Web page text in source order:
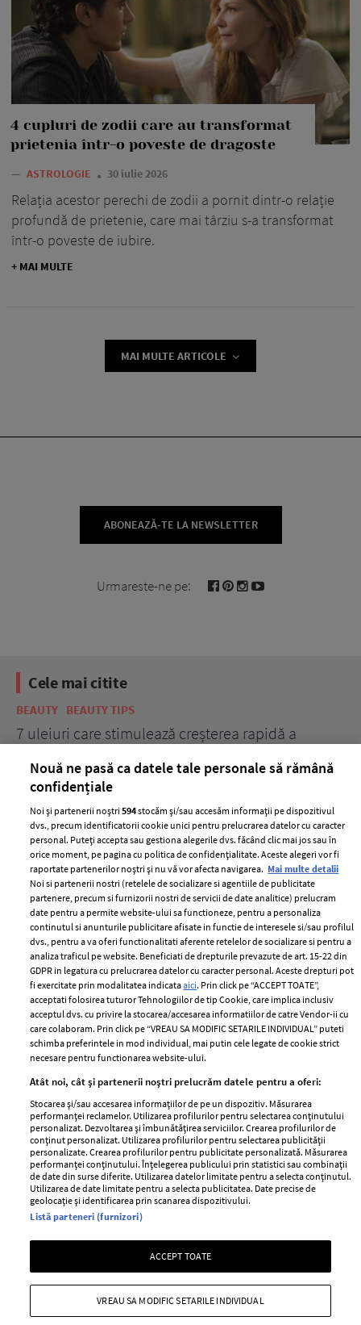
4 cupluri de zodii care au transformat
prietenia într-o poveste de dragoste
— ASTROLOGIE 30 iulie 2026
Relația acestor perechi de zodii a pornit dintr-o relație
profundă de prietenie, care mai târziu s-a transformat
într-o poveste de iubire.
+ MAI MULTE
MAI MULTE ARTICOLE
ABONEAZĂ-TE LA NEWSLETTER
Urmareste-ne pe:
Cele mai citite
BEAUTY BEAUTY TIPS
7 uleiuri care stimulează creșterea rapidă a
ELLE Style Awards
2024
Despre ELLE
Romania
Contact
Abonamente
Termeni si conditii
Politica de
confidențialitate
Politica de cookies
Publicitate
GSP
Unica
Baby
Retete
femei
Viva
Avantaje
Retete practice
Pariază responsabil! Decizia ONJN nr. 821/25.09.2025.
Jocurile de noroc sunt interzise minorilor.
Copyright © 2026 Ringier Romania SRL
Nouă ne pasă ca datele tale personale să rămână
confidențiale
Noi și partenerii noștri594stocăm și/sau accesăm informații pe dispozitivul
dvs., precum identificatorii cookie unici pentru prelucrarea datelor cu caracter
personal. Puteți accepta sau gestiona alegerile dvs. făcând clic mai jos sau în
orice moment, pe pagina cu politica de confidențialitate. Aceste alegeri vor fi
raportate partenerilor noștri și nu vă vor afecta navigarea. Mai multe detalii
Noi si partenerii nostri (retelele de socializare si agentiile de publicitate
partenere, precum si furnizorii nostri de servicii de date analitice) prelucram
date pentru a permite website-ului sa functioneze, pentru a personaliza
continutul si anunturile publicitare afisate in functie de interesele si/sau profilul
dvs., pentru a va oferi functionalitati aferente retelelor de socializare si pentru a
analiza traficul pe website. Beneficiati de drepturile prevazute de art. 15-22 din
GDPR in legatura cu prelucrarea datelor cu caracter personal. Aceste drepturi pot
fi exercitate prin modalitatea indicataaici. Prin click pe “ACCEPT TOATE”,
acceptati folosirea tuturor Tehnologiilor de tip Cookie, care implica inclusiv
acceptul dvs. cu privire la stocarea/accesarea informatiilor de catre Vendor-ii cu
care colaboram. Prin click pe “VREAU SA MODIFIC SETARILE INDIVIDUAL” puteti
schimba preferintele in mod individual, mai putin cele legate de cookie strict
necesare pentru functionarea website-ului.
Atât noi, cât și partenerii noștri prelucrăm datele pentru a oferi:
Stocarea și/sau accesarea informațiilor de pe un dispozitiv. Măsurarea
performanței reclamelor. Utilizarea profilurilor pentru selectarea conținutului
personalizat. Dezvoltarea și îmbunătățirea serviciilor. Crearea profilurilor de
conținut personalizat. Utilizarea profilurilor pentru selectarea publicității
personalizate. Crearea profilurilor pentru publicitate personalizată. Măsurarea
performanței conținutului. Înțelegerea publicului prin statistici sau combinații
de date din surse diferite. Utilizarea datelor limitate pentru a selecta conținutul.
Utilizarea de date limitate pentru a selecta publicitatea. Date precise de
geolocație și identificarea prin scanarea dispozitivului.
Listă parteneri (furnizori)
ACCEPT TOATE
VREAU SA MODIFIC SETARILE INDIVIDUAL